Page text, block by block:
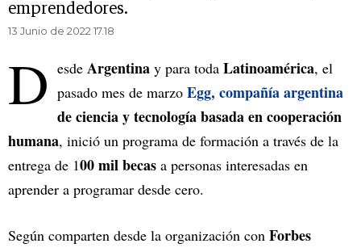
emprendedores.
13 Junio de 2022 17.18
D esde Argentina y para toda Latinoamérica, el
pasado mes de marzo Egg, compañía argentina
de ciencia y tecnología basada en cooperación
humana, inició un programa de formación a través de la
entrega de 100 mil becas a personas interesadas en
aprender a programar desde cero.
Según comparten desde la organización con Forbes